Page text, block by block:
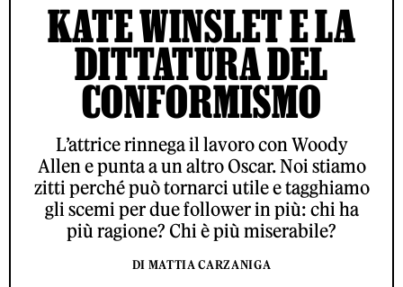
KATE WINSLET E LA
DITTATURA DEL
CONFORMISMO
L’attrice rinnega il lavoro con Woody
Allen e punta a un altro Oscar. Noi stiamo
zitti perché può tornarci utile e tagghiamo
gli scemi per due follower in più: chi ha
più ragione? Chi è più miserabile?
DI MATTIA CARZANIGA